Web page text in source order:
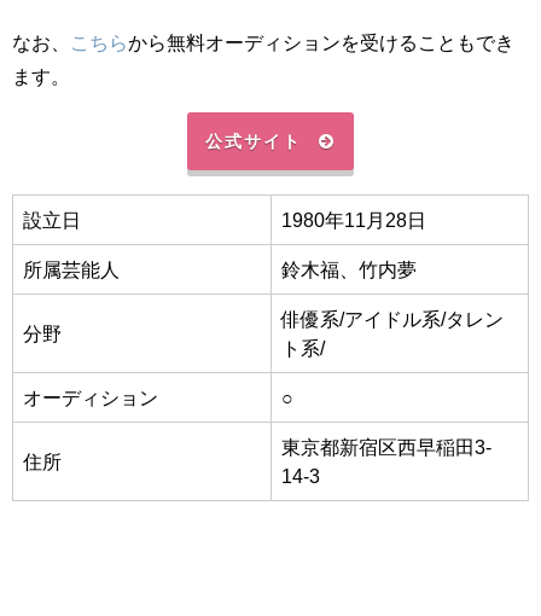
なお、 こちらから無料オーディションを受けることもでき
ます。
公式サイト
設立日 1980年11月28日
所属芸能人 鈴木福、竹内夢
分野
俳優系/アイドル系/タレン
ト系/
オーディション ○
住所
東京都新宿区西早稲田3-
14-3